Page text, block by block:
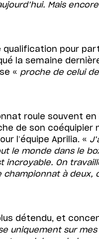
Mais
qualification pour
la semaine
« proche de celui
roule souvent
de son coéquipier
l’équipe Aprilia. «
le monde dans le
incroyable. On
à deux,
détendu, et
uniquement sur mes